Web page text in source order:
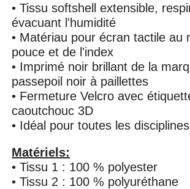
• Tissu softshell extensible,
évacuant l'humidité
• Matériau pour écran tactile au
pouce et de l'index
• Imprimé noir brillant de la
passepoil noir à paillettes
• Fermeture Velcro avec
caoutchouc 3D
• Idéal pour toutes les disciplines
Matériels:
• Tissu 1 : 100 % polyester
• Tissu 2 : 100 % polyuréthane